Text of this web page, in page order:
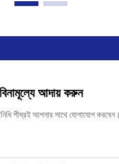
বিনামূল্যে আদায় করুন
শীঘ্রই আপনার সাথে যোগাযোগ করবেন।